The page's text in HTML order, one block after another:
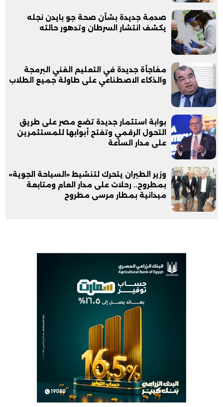
صدمة جديدة بشأن صحة جو بايدن نجله
يكشف انتشار السرطان وتدهور حالته
مفاجأة جديدة في التعليم الفني البرمجة
والذكاء الاصطناعي على طاولة جميع الطلاب
بوابة استثمار جديدة تضع مصر على طريق
التحول الرقمي وتفتح أبوابها للمستثمرين
على مدار الساعة
وزير الطيران يتحرك لتنشيط «السياحة الجوية»
بمطروح.. رحلات على مدار العام ومتابعة
ميدانية بمطار مرسى مطروح